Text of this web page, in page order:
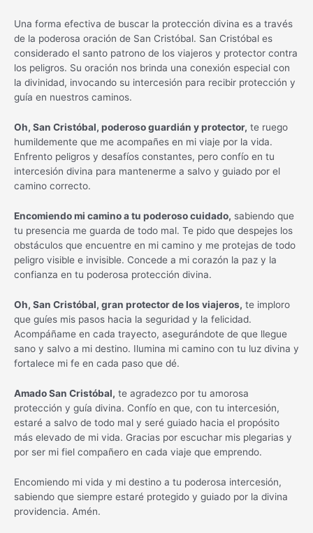
Una forma efectiva de buscar la protección divina es a través
de la poderosa oración de San Cristóbal. San Cristóbal es
considerado el santo patrono de los viajeros y protector contra
los peligros. Su oración nos brinda una conexión especial con
la divinidad, invocando su intercesión para recibir protección y
guía en nuestros caminos.
Oh, San Cristóbal, poderoso guardián y protector, te ruego
humildemente que me acompañes en mi viaje por la vida.
Enfrento peligros y desafíos constantes, pero confío en tu
intercesión divina para mantenerme a salvo y guiado por el
camino correcto.
Encomiendo mi camino a tu poderoso cuidado, sabiendo que
tu presencia me guarda de todo mal. Te pido que despejes los
obstáculos que encuentre en mi camino y me protejas de todo
peligro visible e invisible. Concede a mi corazón la paz y la
confianza en tu poderosa protección divina.
Oh, San Cristóbal, gran protector de los viajeros, te imploro
que guíes mis pasos hacia la seguridad y la felicidad.
Acompáñame en cada trayecto, asegurándote de que llegue
sano y salvo a mi destino. Ilumina mi camino con tu luz divina y
fortalece mi fe en cada paso que dé.
Amado San Cristóbal, te agradezco por tu amorosa
protección y guía divina. Confío en que, con tu intercesión,
estaré a salvo de todo mal y seré guiado hacia el propósito
más elevado de mi vida. Gracias por escuchar mis plegarias y
por ser mi fiel compañero en cada viaje que emprendo.
Encomiendo mi vida y mi destino a tu poderosa intercesión,
sabiendo que siempre estaré protegido y guiado por la divina
providencia. Amén.